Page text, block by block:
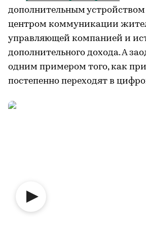
дополнительным устройством
центром коммуникации
управляющей компанией и
дополнительного дохода. А
одним примером того, как
постепенно переходят в